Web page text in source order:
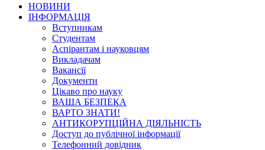
НОВИНИ
ІНФОРМАЦІЯ
Вступникам
Студентам
Аспірантам і науковцям
Викладачам
Вакансії
Документи
Цікаво про науку
ВАША БЕЗПЕКА
ВАРТО ЗНАТИ!
АНТИКОРУПЦІЙНА ДІЯЛЬНІСТЬ
Доступ до публічної інформації
Телефонний довідник